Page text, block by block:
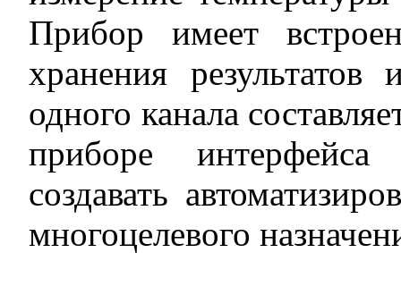
Прибор имеет
хранения
одного канала
приборе
создавать
многоцелевого